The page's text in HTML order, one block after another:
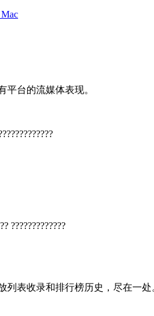
平台的流媒体表现。
?????????????
列表收录和排行榜历史，尽在一处